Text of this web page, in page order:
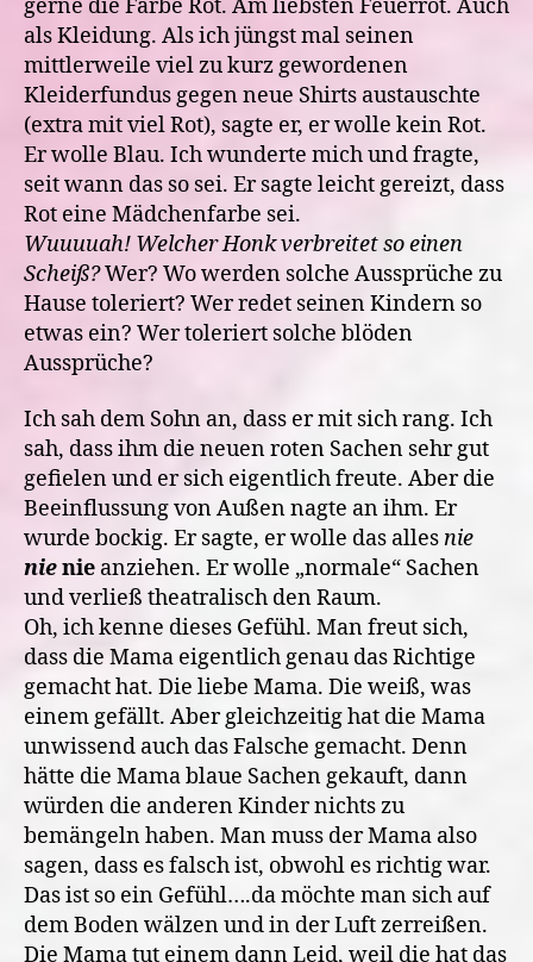
gerne die Farbe Rot. Am liebsten Feuerrot. Auch
als Kleidung. Als ich jüngst mal seinen
mittlerweile viel zu kurz gewordenen
Kleiderfundus gegen neue Shirts austauschte
(extra mit viel Rot), sagte er, er wolle kein Rot.
Er wolle Blau. Ich wunderte mich und fragte,
seit wann das so sei. Er sagte leicht gereizt, dass
Rot eine Mädchenfarbe sei.
Wuuuuah! Welcher Honk verbreitet so einen
Scheiß?Wer? Wo werden solche Aussprüche zu
Hause toleriert? Wer redet seinen Kindern so
etwas ein? Wer toleriert solche blöden
Aussprüche?
Ich sah dem Sohn an, dass er mit sich rang. Ich
sah, dass ihm die neuen roten Sachen sehr gut
gefielen und er sich eigentlich freute. Aber die
Beeinflussung von Außen nagte an ihm. Er
wurde bockig. Er sagte, er wolle das allesnie
nienie anziehen. Er wolle „normale“ Sachen
und verließ theatralisch den Raum.
Oh, ich kenne dieses Gefühl. Man freut sich,
dass die Mama eigentlich genau das Richtige
gemacht hat. Die liebe Mama. Die weiß, was
einem gefällt. Aber gleichzeitig hat die Mama
unwissend auch das Falsche gemacht. Denn
hätte die Mama blaue Sachen gekauft, dann
würden die anderen Kinder nichts zu
bemängeln haben. Man muss der Mama also
sagen, dass es falsch ist, obwohl es richtig war.
Das ist so ein Gefühl….da möchte man sich auf
dem Boden wälzen und in der Luft zerreißen.
Die Mama tut einem dann Leid, weil die hat das